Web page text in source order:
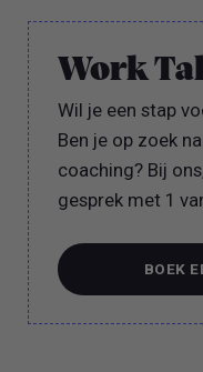
Work
Wil je een stap
Ben je op zoek
coaching? Bij
gesprek met 1
BOEK
BOEK